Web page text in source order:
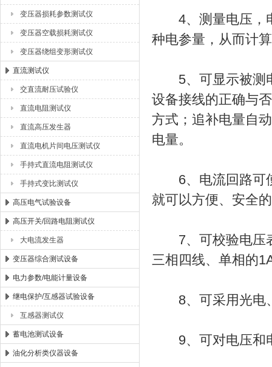
变压器损耗参数测试仪
变压器空载损耗测试仪
变压器绕组变形测试仪
直流测试仪
交直流耐压试验仪
直流电阻测试仪
直流高压发生器
直流电机片间电压测试仪
手持式直流电阻测试仪
手持式变比测试仪
高压电气试验设备
高压开关/回路电阻测试仪
大电流发生器
变压器综合测试设备
电力参数/电能计量设备
继电保护/互感器试验设备
互感器测试仪
蓄电池测试设备
油化分析类仪器设备
4、测量电压，电
种电参量，从而计
5、可显示被测电
设备接线的正确与
方式；追补电量自
电量。
6、电流回路可使
就可以方便、安全
7、可校验电压表
三相四线、单相的
8、可采用光电、
9、可对电压和电